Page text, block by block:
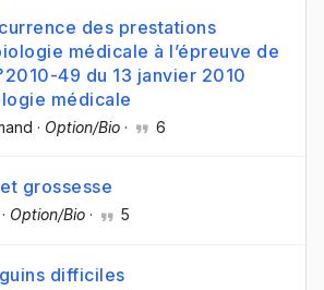
des prestations
médicale à l’épreuve de
49 du 13 janvier 2010
médicale
· Option/Bio · 6
grossesse
· Option/Bio · 5
difficiles